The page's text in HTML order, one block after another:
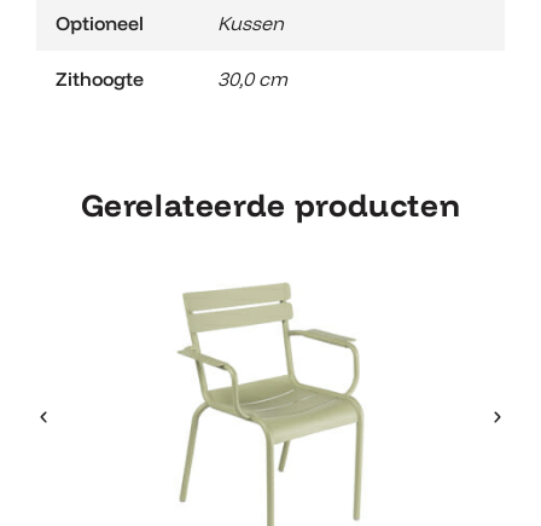
Optioneel Kussen
Zithoogte 30,0 cm
Gerelateerde producten